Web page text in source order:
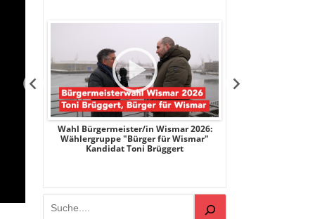
Wahl Bürgermeister/in Wismar 2026:
Wählergruppe "Bürger für Wismar"
Kandidat Toni Brüggert
Suchen